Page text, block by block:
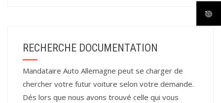
RECHERCHE DOCUMENTATION
Mandataire Auto Allemagne peut se charger de
chercher votre futur voiture selon votre demande.
Dés lors que nous avons trouvé celle qui vous